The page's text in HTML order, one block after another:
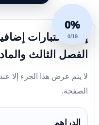
0%
0/19
إليك اختبارات
الفصل الثالث
لا يتم عرض هذا الجزء إلا
الصفحة.
الدراهم